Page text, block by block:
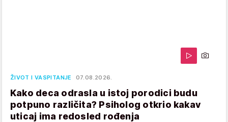
ŽIVOT I VASPITANJE 07.08.2026.
Kako deca odrasla u istoj porodici budu
potpuno različita? Psiholog otkrio kakav
uticaj ima redosled rođenja